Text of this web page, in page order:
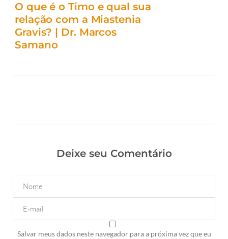
O que é o Timo e qual sua
relação com a Miastenia
Gravis? | Dr. Marcos
Samano
Deixe seu Comentário
Salvar meus dados neste navegador para a próxima vez que eu